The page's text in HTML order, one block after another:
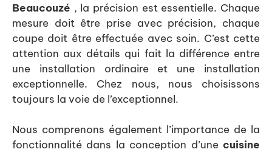
Beaucouzé , la précision est essentielle. Chaque
mesure doit être prise avec précision, chaque
coupe doit être effectuée avec soin. C’est cette
attention aux détails qui fait la différence entre
une installation ordinaire et une installation
exceptionnelle. Chez nous, nous choisissons
toujours la voie de l’exceptionnel.
Nous comprenons également l’importance de la
fonctionnalité dans la conception d’une cuisine